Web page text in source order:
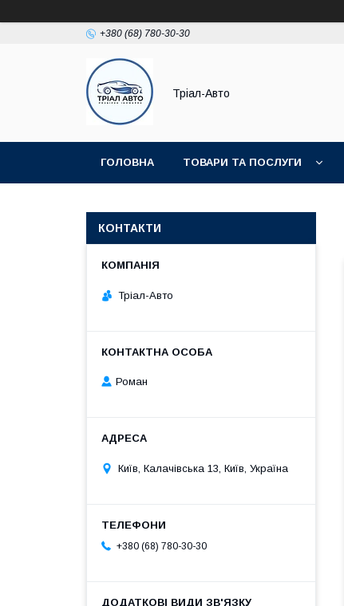
+380 (68) 780-30-30
Тріал-Авто
ГОЛОВНА ТОВАРИ ТА ПОСЛУГИ
КОНТАКТИ
Тріал-Авто
Роман
Київ, Калачівська 13, Київ, Україна
+380 (68) 780-30-30